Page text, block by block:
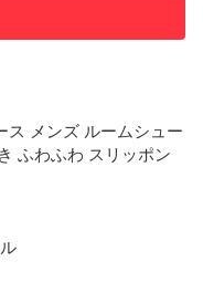
ス メンズ ルームシュー
ふわふわ スリッポン